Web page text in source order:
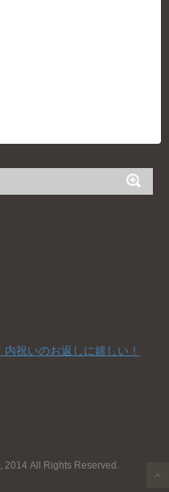
祝いのお返しに嬉しい！
2014 All Rights Reserved.